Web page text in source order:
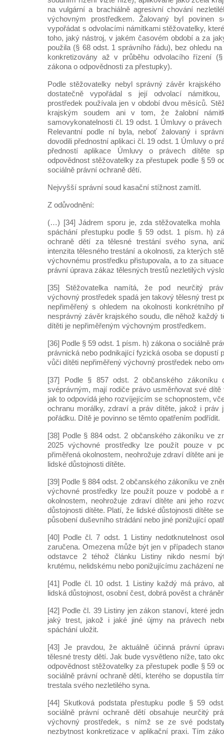
na vulgární a brachiálně agresivní chování
výchovným prostředkem. Žalovaný byl povinen
vypořádat s odvolacími námitkami stěžovatelky,
toho, jaký nástroj, v jakém časovém období a za
použila (§ 68 odst. 1 správního řádu), bez ohledu
konkretizovány až v průběhu odvolacího řízení
zákona o odpovědnosti za přestupky).
Podle stěžovatelky nebyl správný závěr
dostatečně vypořádal s její odvolací
prostředek používala jen v období dvou měsíců.
krajským soudem ani v tom, že žalobní
samovykonatelnosti čl. 19 odst. 1 Úmluvy o
Relevantní podle ní byla, neboť žalovaný i
dovodili přednostní aplikaci čl. 19 odst. 1 Úmluvy o
předností aplikace Úmluvy o právech dítěte
odpovědnost stěžovatelky za přestupek podle § 59
sociálně právní ochraně dětí.
Nejvyšší správní soud kasační stížnost zamítl.
Z odůvodnění:
(…) [34] Jádrem sporu je, zda stěžovatelka mohla
spáchání přestupku podle § 59 odst. 1 písm. h)
ochraně dětí za tělesné trestání svého syna,
intenzita tělesného trestání a okolnosti, za kterých
výchovnému prostředku přistupovala, a to za
právní úprava zákaz tělesných trestů nezletilých
[35] Stěžovatelka namítá, že pod neurčitý
výchovný prostředek spadá jen takový tělesný trest
nepřiměřený s ohledem na okolnosti konkrétního
nesprávný závěr krajského soudu, dle něhož každý
dítěti je nepřiměřeným výchovným prostředkem.
[36] Podle § 59 odst. 1 písm. h) zákona o sociálně
právnická nebo podnikající fyzická osoba se dopustí
vůči dítěti nepřiměřený výchovný prostředek nebo
[37] Podle § 857 odst. 2 občanského zákoníku
svéprávným, mají rodiče právo usměrňovat své
jak to odpovídá jeho rozvíjejícím se schopnostem,
ochranu morálky, zdraví a práv dítěte, jakož i práv
pořádku. Dítě je povinno se těmto opatřením podřídit.
[38] Podle § 884 odst. 2 občanského zákoníku ve
2025 výchovné prostředky lze použít pouze v
přiměřená okolnostem, neohrožuje zdraví dítěte ani
lidské důstojnosti dítěte.
[39] Podle § 884 odst. 2 občanského zákoníku ve
výchovné prostředky lze použít pouze v podobě a
okolnostem, neohrožuje zdraví dítěte ani jeho
důstojnosti dítěte. Platí, že lidské důstojnosti dítěte
působení duševního strádání nebo jiné ponižující
[40] Podle čl. 7 odst. 1 Listiny nedotknutelnost
zaručena. Omezena může být jen v případech
odstavce 2 téhož článku Listiny nikdo nesmí
krutému, nelidskému nebo ponižujícímu zacházení
[41] Podle čl. 10 odst. 1 Listiny každý má právo,
lidská důstojnost, osobní čest, dobrá pověst a
[42] Podle čl. 39 Listiny jen zákon stanoví, které
jaký trest, jakož i jaké jiné újmy na právech
spáchání uložit.
[43] Je pravdou, že aktuálně účinná právní
tělesné tresty dětí. Jak bude vysvětleno níže, tato
odpovědnost stěžovatelky za přestupek podle § 59
sociálně právní ochraně dětí, kterého se dopustila
trestala svého nezletilého syna.
[44] Skutková podstata přestupku podle § 59
sociálně právní ochraně dětí obsahuje neurčitý
výchovný prostředek, s nímž se ze své
nezbytnost konkretizace v aplikační praxi. Tím